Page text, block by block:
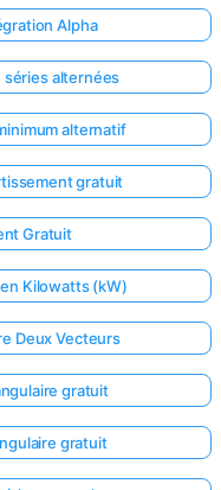
Alpha
alternées
alternatif
gratuit
Gratuit
Kilowatts (kW)
Deux Vecteurs
gratuit
gratuit